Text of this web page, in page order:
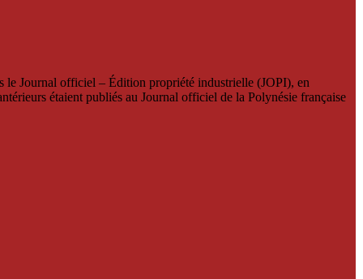
le Journal officiel – Édition propriété industrielle (JOPI), en
étaient publiés au Journal officiel de la Polynésie française